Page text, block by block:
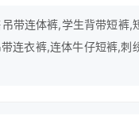
带连体裤,学生背带短裤,
连衣裤,连体牛仔短裤,刺